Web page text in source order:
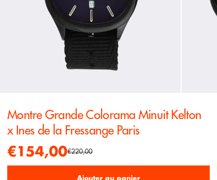
Montre Grande Colorama Minuit Kelton
x Ines de la Fressange Paris
€154,00€220,00
Ajouter au panier